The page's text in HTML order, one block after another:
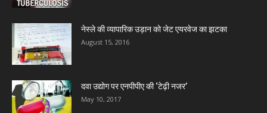
Deep Shree Pharmaceuticals
Zumentes Healthcare
Digital Vision
नेस्ले की व्यापारिक उड़ान को जेट एयरवेज का झटका
August 15, 2016
दवा उद्योग पर एनपीपीए की ‘टेढ़ी नजर’
May 10, 2017